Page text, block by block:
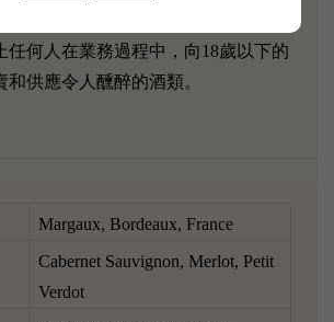
任何人在業務過程中，向18歲以下的
和供應令人醺醉的酒類。
Margaux, Bordeaux, France
Cabernet Sauvignon, Merlot, Petit
Verdot